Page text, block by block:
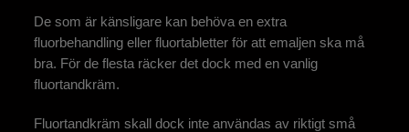
De som är känsligare kan behöva en extra
fluorbehandling eller fluortabletter för att emaljen ska må
bra. För de flesta räcker det dock med en vanlig
fluortandkräm.
Fluortandkräm skall dock inte användas av riktigt små